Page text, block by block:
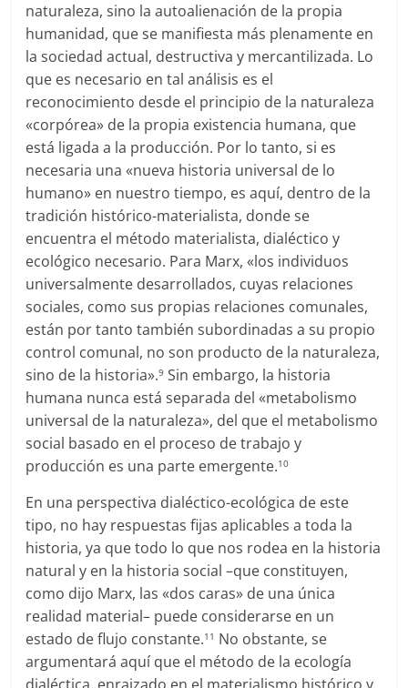
naturaleza, sino la autoalienación de la propia
humanidad, que se manifiesta más plenamente en
la sociedad actual, destructiva y mercantilizada. Lo
que es necesario en tal análisis es el
reconocimiento desde el principio de la naturaleza
«corpórea» de la propia existencia humana, que
está ligada a la producción. Por lo tanto, si es
necesaria una «nueva historia universal de lo
humano» en nuestro tiempo, es aquí, dentro de la
tradición histórico-materialista, donde se
encuentra el método materialista, dialéctico y
ecológico necesario. Para Marx, «los individuos
universalmente desarrollados, cuyas relaciones
sociales, como sus propias relaciones comunales,
están por tanto también subordinadas a su propio
control comunal, no son producto de la naturaleza,
sino de la historia».9 Sin embargo, la historia
humana nunca está separada del «metabolismo
universal de la naturaleza», del que el metabolismo
social basado en el proceso de trabajo y
producción es una parte emergente.10
En una perspectiva dialéctico-ecológica de este
tipo, no hay respuestas fijas aplicables a toda la
historia, ya que todo lo que nos rodea en la historia
natural y en la historia social –que constituyen,
como dijo Marx, las «dos caras» de una única
realidad material– puede considerarse en un
estado de flujo constante.11 No obstante, se
argumentará aquí que el método de la ecología